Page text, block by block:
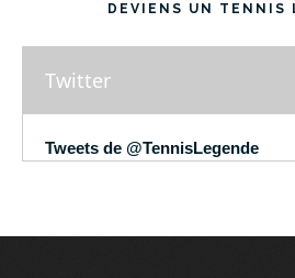
DEVIENS UN TENNIS
Twitter
Tweets de @TennisLegende